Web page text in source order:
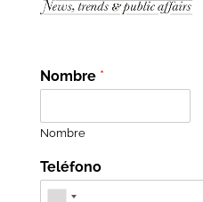
Nombre *
Nombre
Teléfono